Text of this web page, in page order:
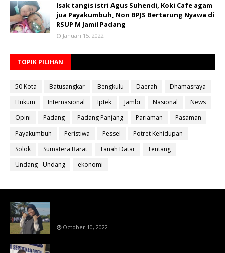
Isak tangis istri Agus Suhendi, Koki Cafe agam
jua Payakumbuh, Non BPJS Bertarung Nyawa di
RSUP M Jamil Padang
Januari 15, 2022
TOPIK PILIHAN
50 Kota Batusangkar Bengkulu Daerah
Dhamasraya
Hukum
Internasional Iptek Jambi Nasional
News
Opini
Padang Padang Panjang Pariaman
Pasaman
Payakumbuh
Peristiwa Pessel
Potret Kehidupan
Solok
Sumatera Barat Tanah Datar
Tentang
Undang - Undang
ekonomi
October 10, 2022